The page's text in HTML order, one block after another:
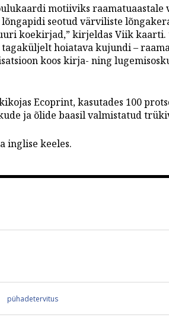
motiiviks raamatuaastale
seotud värviliste
koekirjad,” kirjeldas Viik kaarti.
hoiatava kujundi –
koos kirja- ning
Ecoprint, kasutades 100
ja õlide baasil valmistatud
inglise keeles.
pühadetervitus